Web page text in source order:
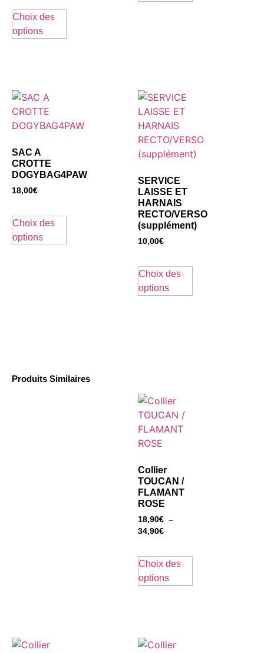
Choix des
options
SAC A
CROTTE
DOGYBAG4PAW
18,00€
Choix des
options
SERVICE
LAISSE ET
HARNAIS
RECTO/VERSO
(supplément)
10,00€
Choix des
options
Produits Similaires
Collier
TOUCAN /
FLAMANT
ROSE
18,90€ –
34,90€
Choix des
options